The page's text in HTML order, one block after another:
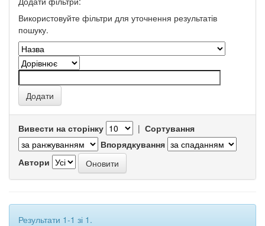
Використовуйте фільтри для уточнення результатів
пошуку.
Вивести на сторінку | Сортування
Впорядкування
Автори
Результати 1-1 зі 1.